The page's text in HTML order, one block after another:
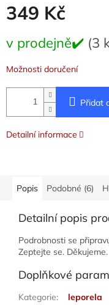
349 Kč
cena:
v prodejně✔️ (3
Možnosti doručení
Přidat
Detailní informace
Popis Podobné (6)
Detailní popis
Podrobnosti se
Zeptejte se. Děkujeme.
Doplňkové
Kategorie:
leporela